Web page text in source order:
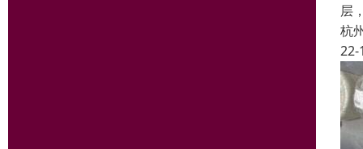
层
杭
22-